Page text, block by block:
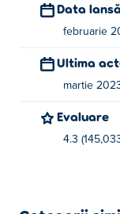
Data
februarie
Ultima
martie
Evaluare
4.3